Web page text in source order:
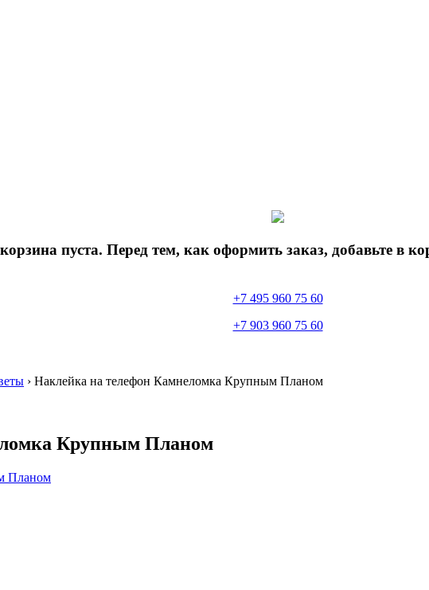
пуста. Перед тем, как оформить заказ, добавьте в
+7 495 960 75 60
+7 903 960 75 60
› Наклейка на телефон Камнеломка Крупным Планом
Крупным Планом